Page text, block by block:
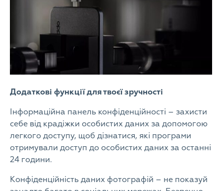
Додаткові функції для твоєї зручності
Інформаційна панель конфіденційності – захисти
себе від крадіжки особистих даних за допомогою
легкого доступу, щоб дізнатися, які програми
отримували доступ до особистих даних за останні
24 години.
Конфіденційність даних фотографій – не показуй